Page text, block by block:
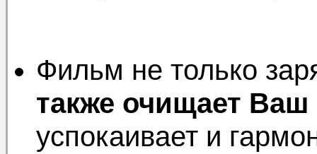
Фильм не только
также очищает Ваш
успокаивает и